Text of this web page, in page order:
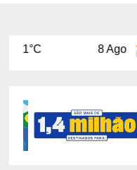
8 Ago 31°C